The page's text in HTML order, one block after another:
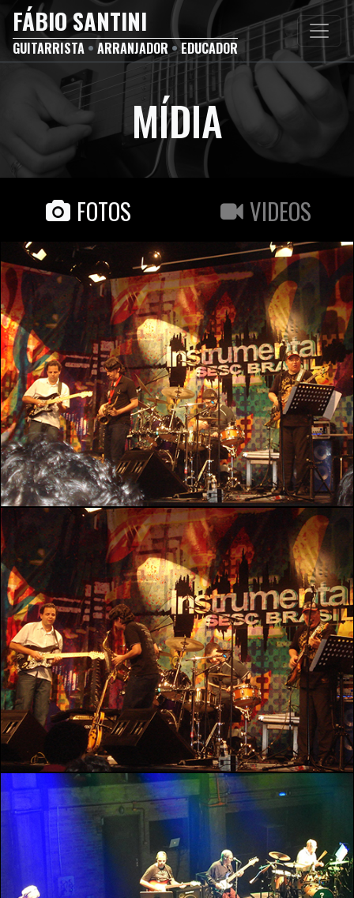
FÁBIO SANTINI
GUITARRISTA • ARRANJADOR•EDUCADOR
MÍDIA
FOTOS VIDEOS